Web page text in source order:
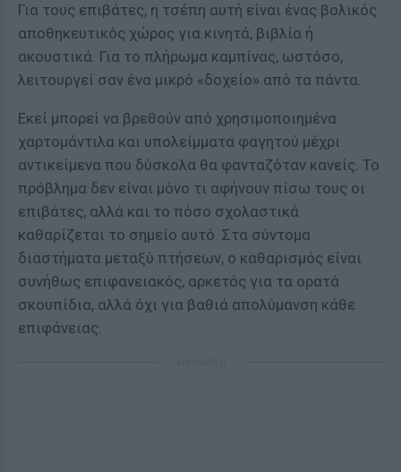
Για τους επιβάτες, η τσέπη αυτή είναι ένας βολικός
αποθηκευτικός χώρος για κινητά, βιβλία ή
ακουστικά. Για το πλήρωμα καμπίνας, ωστόσο,
λειτουργεί σαν ένα μικρό «δοχείο» από τα πάντα.
Εκεί μπορεί να βρεθούν από χρησιμοποιημένα
χαρτομάντιλα και υπολείμματα φαγητού μέχρι
αντικείμενα που δύσκολα θα φανταζόταν κανείς. Το
πρόβλημα δεν είναι μόνο τι αφήνουν πίσω τους οι
επιβάτες, αλλά και το πόσο σχολαστικά
καθαρίζεται το σημείο αυτό. Στα σύντομα
διαστήματα μεταξύ πτήσεων, ο καθαρισμός είναι
συνήθως επιφανειακός, αρκετός για τα ορατά
σκουπίδια, αλλά όχι για βαθιά απολύμανση κάθε
επιφάνειας.